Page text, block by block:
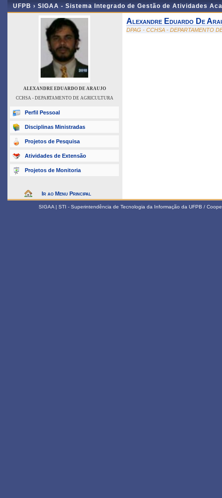
UFPB › SIGAA - Sistema Integrado de Gestão de Atividades
ALEXANDRE EDUARDO DE ARAUJO
CCHSA - DEPARTAMENTO DE AGRICULTURA
Perfil Pessoal
Disciplinas Ministradas
Projetos de Pesquisa
Atividades de Extensão
Projetos de Monitoria
Ir ao Menu Principal
Alexandre Eduardo De
DPAG - CCHSA - DEPARTAMENTO
SIGAA | STI - Superintendência de Tecnologia da Informação da UFPB /